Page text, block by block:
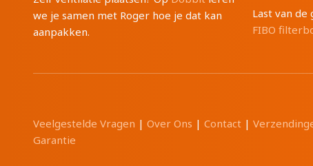
we je samen met Roger hoe je dat kan
aanpakken.
Last van de
FIBO
Veelgestelde Vragen | Over Ons | Contact |
Garantie